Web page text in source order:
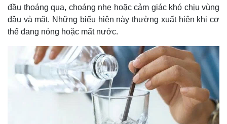
đầu thoáng qua, choáng nhẹ hoặc cảm giác khó chịu vùng
đầu và mặt. Những biểu hiện này thường xuất hiện khi cơ
thể đang nóng hoặc mất nước.